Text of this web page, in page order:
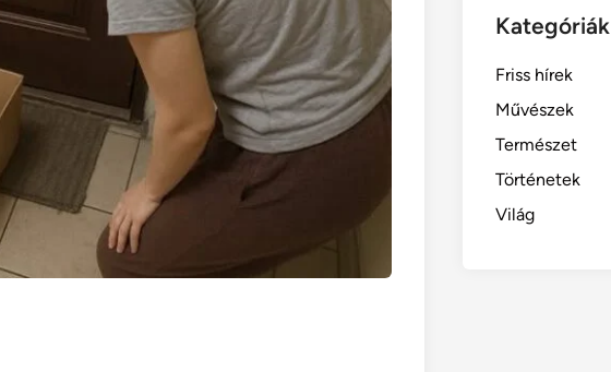
Kategóriák
Friss hírek
Művészek
Természet
Történetek
Világ